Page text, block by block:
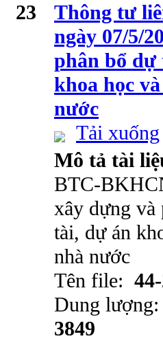
23
Thông tư
ngày 07/5/
phân bổ dự
khoa học
nước
Tải xuống
Mô tả tài
BTC-
xây dựng và
tài, dự án
nhà nước
Tên file:
Dung
3849